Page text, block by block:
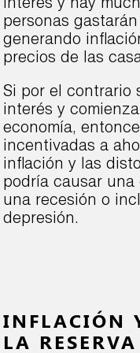
interés y hay
personas
generando
precios de las
Si por el contrario
interés y
economía,
incentivadas a
inflación y las
podría causar una
una recesión o
depresión.
INFLACIÓN
LA